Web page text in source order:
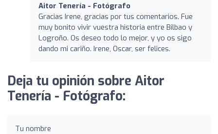
Aitor Tenería - Fotógrafo
Gracias Irene, gracias por tus comentarios. Fue
muy bonito vivir vuestra historia entre Bilbao y
Logroño. Os deseo todo lo mejor, y yo os sigo
dando mi cariño. Irene, Oscar, ser felices.
Deja tu opinión sobre Aitor
Tenería - Fotógrafo:
Tu nombre